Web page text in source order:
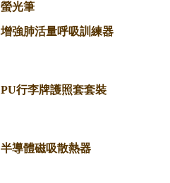
螢光筆
增強肺活量呼吸訓練器
PU行李牌護照套套裝
半導體磁吸散熱器